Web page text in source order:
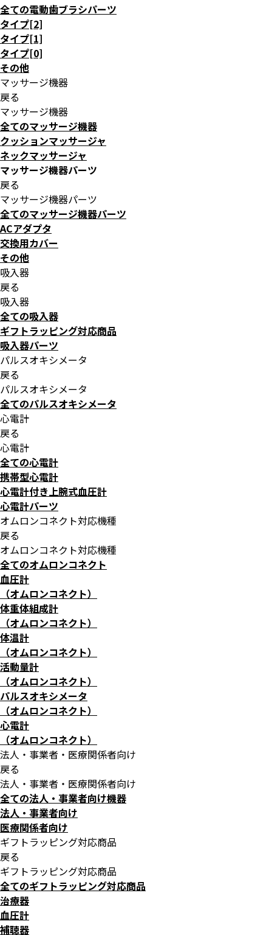
全ての電動歯ブラシパーツ
タイプ[2]
タイプ[1]
タイプ[0]
その他
マッサージ機器
戻る
マッサージ機器
全てのマッサージ機器
クッションマッサージャ
ネックマッサージャ
マッサージ機器パーツ
戻る
マッサージ機器パーツ
全てのマッサージ機器パーツ
ACアダプタ
交換用カバー
その他
吸入器
戻る
吸入器
全ての吸入器
ギフトラッピング対応商品
吸入器パーツ
パルスオキシメータ
戻る
パルスオキシメータ
全てのパルスオキシメータ
心電計
戻る
心電計
全ての心電計
携帯型心電計
心電計付き上腕式血圧計
心電計パーツ
オムロンコネクト対応機種
戻る
オムロンコネクト対応機種
全てのオムロンコネクト
血圧計
（オムロンコネクト）
体重体組成計
（オムロンコネクト）
体温計
（オムロンコネクト）
活動量計
（オムロンコネクト）
パルスオキシメータ
（オムロンコネクト）
心電計
（オムロンコネクト）
法人・事業者・医療関係者向け
戻る
法人・事業者・医療関係者向け
全ての法人・事業者向け機器
法人・事業者向け
医療関係者向け
ギフトラッピング対応商品
戻る
ギフトラッピング対応商品
全てのギフトラッピング対応商品
治療器
血圧計
補聴器